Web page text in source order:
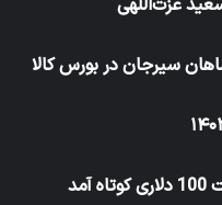
عزت‌اللهی
سیرجان در بورس کالا